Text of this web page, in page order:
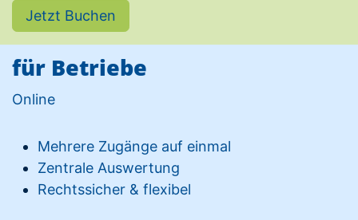
Jetzt Buchen
für Betriebe
Online
Mehrere Zugänge auf einmal
Zentrale Auswertung
Rechtssicher & flexibel